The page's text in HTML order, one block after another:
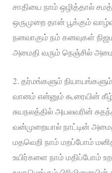
சாதியை நாம் ஒழித்தால்
ஒருமுறை தான் பூக்கும்
நனவாகும் நம் கனவுகள்
அமைதி வரும் நெஞ்சில்
2. தர்மங்களும்
வானம் என்னும் கூரையின்
சுயநலத்தில் அயலவரின்
வன்முறையால் நாட்டின்
மதவெறி நாம் மறப்போம்
உயிர்களை நாம் மதிப்போம்